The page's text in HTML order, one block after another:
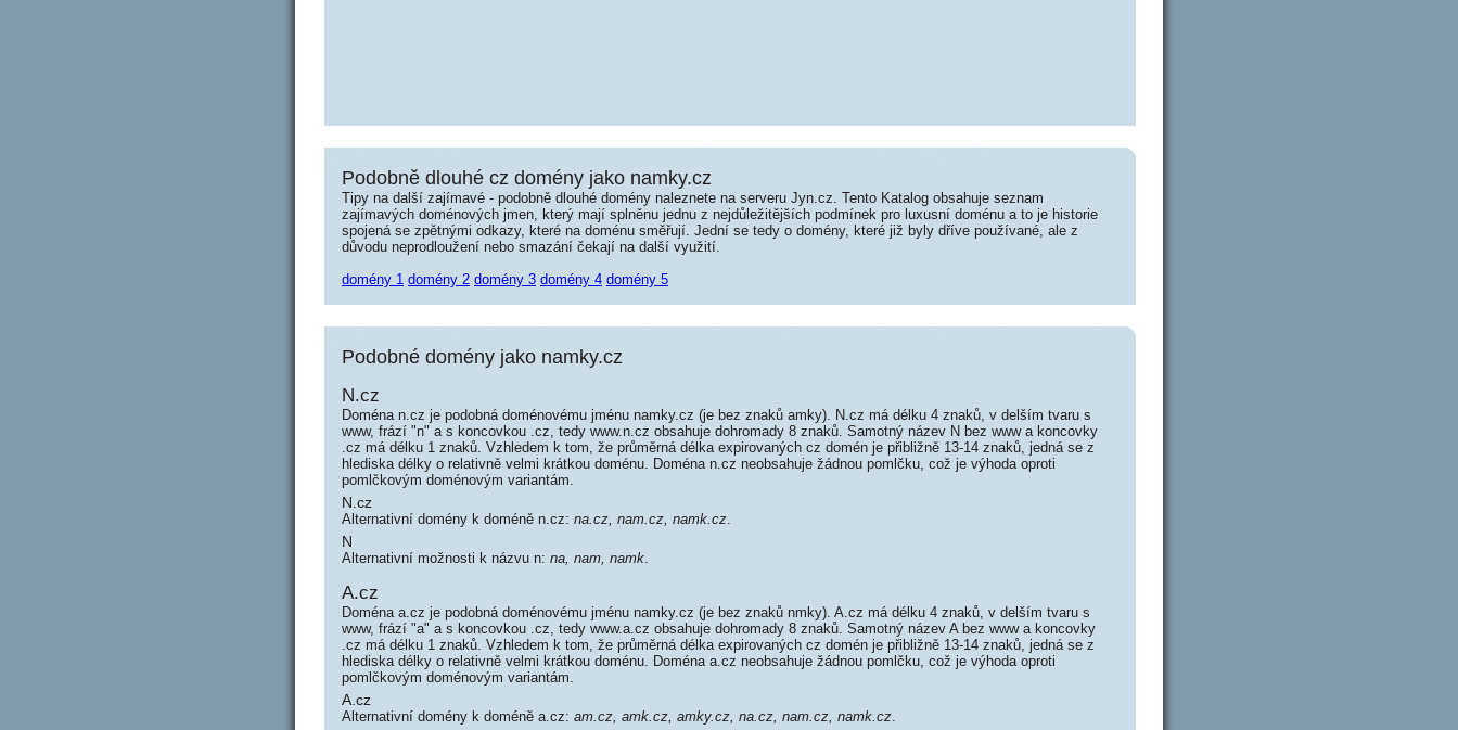
Podobně dlouhé cz domény jako namky.cz
Tipy na další zajímavé - podobně dlouhé domény naleznete na serveru Jyn.cz. Tento Katalog obsahuje seznam
zajímavých doménových jmen, který mají splněnu jednu z nejdůležitějších podmínek pro luxusní doménu a to je historie
spojená se zpětnými odkazy, které na doménu směřují. Jední se tedy o domény, které již byly dříve používané, ale z
důvodu neprodloužení nebo smazání čekají na další využití.
domény 1 domény 2 domény 3 domény 4 domény 5
Podobné domény jako namky.cz
N.cz
Doména n.cz je podobná doménovému jménu namky.cz (je bez znaků amky). N.cz má délku 4 znaků, v delším tvaru s
www, frází "n" a s koncovkou .cz, tedy www.n.cz obsahuje dohromady 8 znaků. Samotný název N bez www a koncovky
.cz má délku 1 znaků. Vzhledem k tom, že průměrná délka expirovaných cz domén je přibližně 13-14 znaků, jedná se z
hlediska délky o relativně velmi krátkou doménu. Doména n.cz neobsahuje žádnou pomlčku, což je výhoda oproti
pomlčkovým doménovým variantám.
N.cz
Alternativní domény k doméně n.cz: na.cz, nam.cz, namk.cz.
N
Alternativní možnosti k názvu n: na, nam, namk.
A.cz
Doména a.cz je podobná doménovému jménu namky.cz (je bez znaků nmky). A.cz má délku 4 znaků, v delším tvaru s
www, frází "a" a s koncovkou .cz, tedy www.a.cz obsahuje dohromady 8 znaků. Samotný název A bez www a koncovky
.cz má délku 1 znaků. Vzhledem k tom, že průměrná délka expirovaných cz domén je přibližně 13-14 znaků, jedná se z
hlediska délky o relativně velmi krátkou doménu. Doména a.cz neobsahuje žádnou pomlčku, což je výhoda oproti
pomlčkovým doménovým variantám.
A.cz
Alternativní domény k doméně a.cz: am.cz, amk.cz, amky.cz, na.cz, nam.cz, namk.cz.